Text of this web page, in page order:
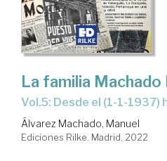
La familia Machado
Vol.5: Desde el (1-1-
Álvarez Machado, Manuel
Ediciones Rilke. Madrid, 2022